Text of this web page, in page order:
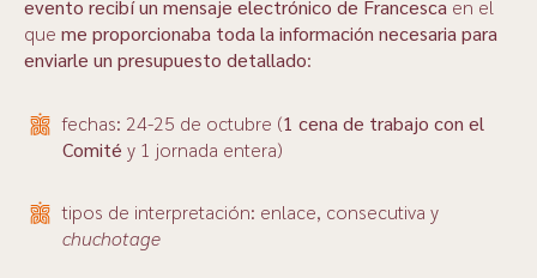
evento recibí un mensaje electrónico de Francesca en el
que me proporcionaba toda la información necesaria para
enviarle un presupuesto detallado:
fechas: 24-25 de octubre (1 cena de trabajo con el
Comité y 1 jornada entera)
tipos de interpretación: enlace, consecutiva y
chuchotage